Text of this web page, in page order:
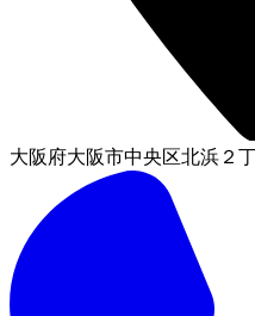
大阪府大阪市中央区北浜２